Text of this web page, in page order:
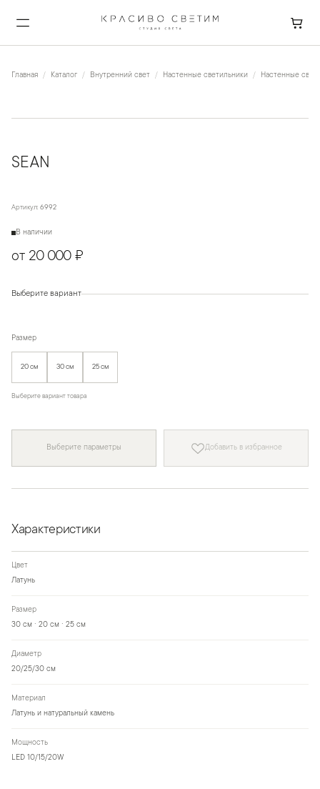
Главная Каталог Внутренний свет Настенные светильники Настенные
SEAN
Артикул: 6992
В наличии
от 20 000 ₽
Выберите вариант
Размер
20 см 30 см 25 см
Выберите вариант товара
Выберите параметры Добавить в избранное
Характеристики
Цвет
Латунь
Размер
30 см · 20 см · 25 см
Диаметр
20/25/30 см
Материал
Латунь и натуральный камень
Мощность
LED 10/15/20W